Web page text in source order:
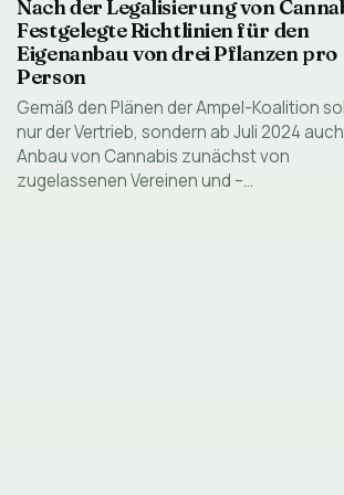
Nach der Legalisierung von
Festgelegte Richtlinien für den
Eigenanbau von drei Pflanzen pro
Person
Gemäß den Plänen der Ampel-Koalition
nur der Vertrieb, sondern ab Juli 2024
Anbau von Cannabis zunächst von
zugelassenen Vereinen und –…